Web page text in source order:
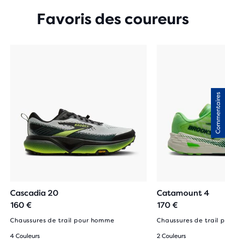
Favoris des coureurs
Cascadia 20
160 €
Chaussures de trail pour homme
4 Couleurs
Catamount 4
170 €
Chaussures de trail
2 Couleurs
Commentaires